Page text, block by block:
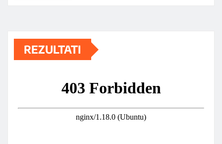
REZULTATI